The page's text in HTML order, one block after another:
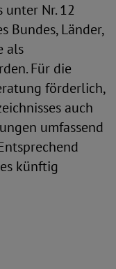
Nr. 12
Bundes, Länder,
als
Für die
förderlich,
auch
umfassend
künftig